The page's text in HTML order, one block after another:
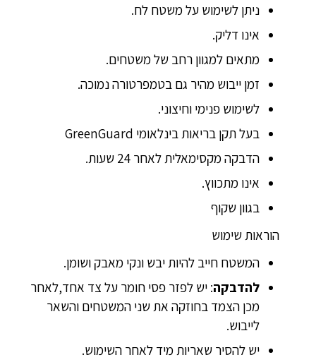
ניתן לשימוש על משטח לח.
אינו דליק.
מתאים למגוון רחב של משטחים.
זמן ייבוש מהיר גם בטמפרטורה נמוכה.
לשימוש פנימי וחיצוני.
בעל תקן בריאות בינלאומי GreenGuard
הדבקה מקסימאלית לאחר 24 שעות.
אינו מתכווץ.
בגוון שקוף
הוראות שימוש
המשטח חייב להיות יבש ונקי מאבק ושומן.
להדבקה: יש לפזר פסי חומר על צד אחד,לאחר
מכן הצמד בחוזקה את שני המשטחים והשאר
לייבוש.
יש להסיר שאריות מיד לאחר השימוש.